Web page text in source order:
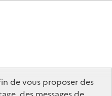
de vous proposer des